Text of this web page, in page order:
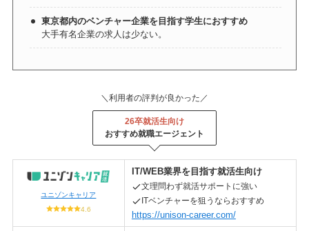
東京都内のベンチャー企業を目指す学生におすすめ
大手有名企業の求人は少ない。
＼利用者の評判が良かった／
26卒就活生向け
おすすめ就職エージェント
ユニゾンキャリア
4.6
IT/WEB業界を目指す就活生向け
文理問わず就活サポートに強い
ITベンチャーを狙うならおすすめ
https://unison-career.com/